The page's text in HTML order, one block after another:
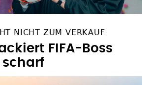
NICHT ZUM VERKAUF
FIFA-Boss
scharf